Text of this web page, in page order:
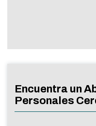
Encuentra un
Personales